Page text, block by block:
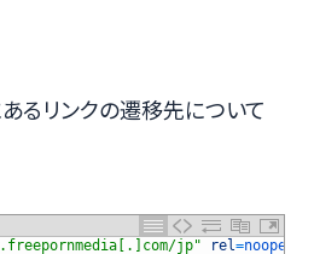
るリンクの遷移先について
jp" rel=